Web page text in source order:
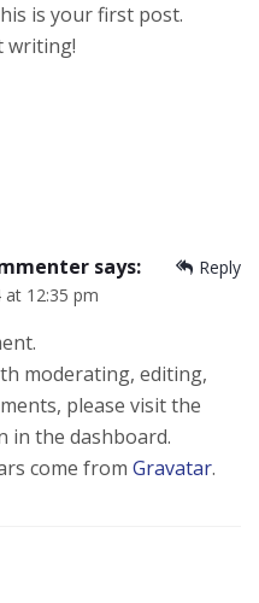
is your first post.
writing!
Reply
says:
12:35 pm
moderating, editing,
please visit the
in the dashboard.
come from Gravatar.